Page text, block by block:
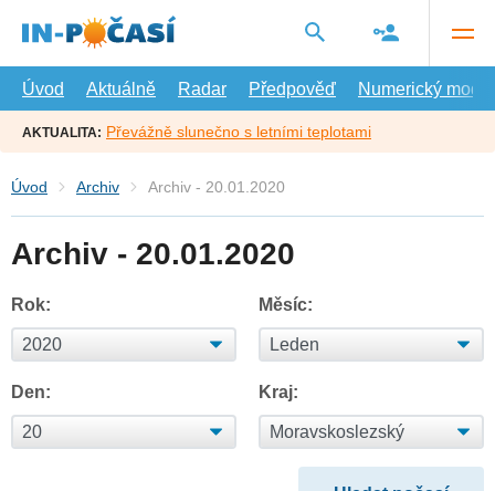
hlavní
Úvod
Aktuálně Radar Předpověď Numerický model
AKTUALITA: Převážně slunečno s letními teplotami
Úvod Archiv Archiv - 20.01.2020
Archiv - 20.01.2020
Rok: Měsíc:
Den: Kraj: